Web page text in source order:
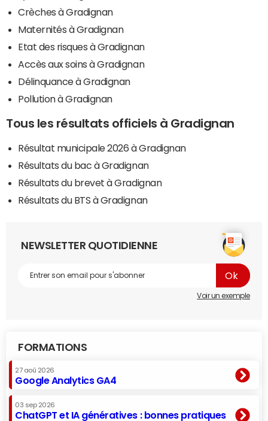
Crèches à Gradignan
Maternités à Gradignan
Etat des risques à Gradignan
Accès aux soins à Gradignan
Délinquance à Gradignan
Pollution à Gradignan
Tous les résultats officiels à Gradignan
Résultat municipale 2026 à Gradignan
Résultats du bac à Gradignan
Résultats du brevet à Gradignan
Résultats du BTS à Gradignan
NEWSLETTER QUOTIDIENNE
Voir un exemple
FORMATIONS
27 aoû 2026
Google Analytics GA4
03 sep 2026
ChatGPT et IA génératives : bonnes pratiques